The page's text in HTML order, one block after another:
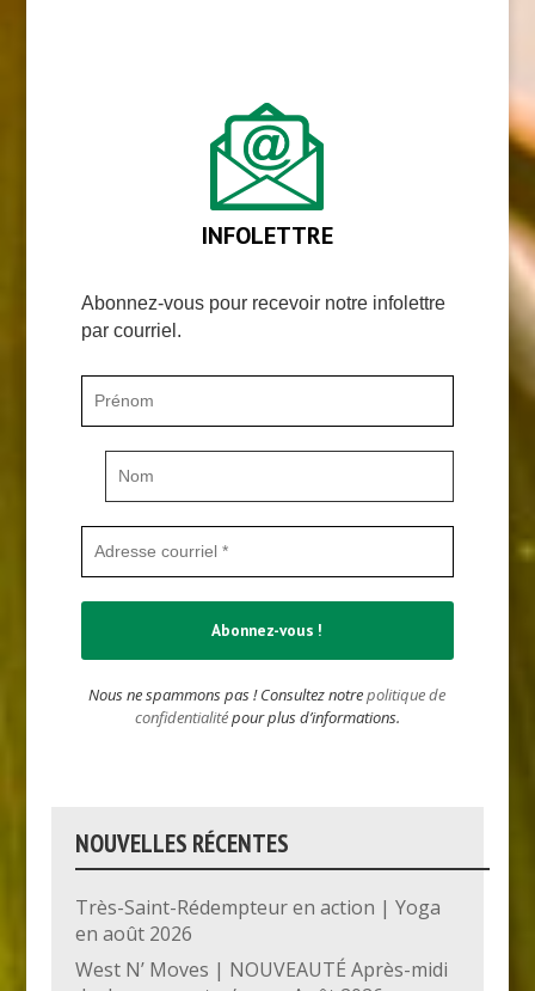
INFOLETTRE
Abonnez-vous pour recevoir notre infolettre
par courriel.
Nous ne spammons pas ! Consultez notrepolitique de
confidentialitépour plus d’informations.
NOUVELLES RÉCENTES
Très-Saint-Rédempteur en action | Yoga
en août 2026
West N’ Moves | NOUVEAUTÉ Après-midi